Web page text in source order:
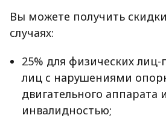
Вы можете получить
случаях:
25% для физических
лиц с нарушениями
двигательного аппарата
инвалидностью;